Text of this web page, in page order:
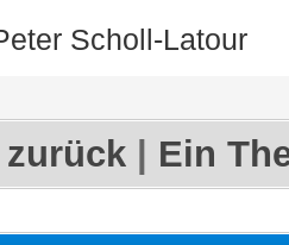
Scholl-Latour
zurück Ein